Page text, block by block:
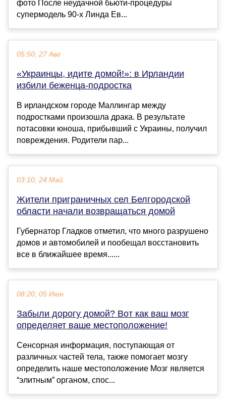
фото После неудачной бьюти-процедуры
супермодель 90-х Линда Ев...
05:50, 27 Авг
«Украинцы, идите домой!»: в Ирландии
избили беженца-подростка
В ирландском городе Маллингар между
подростками произошла драка. В результате
потасовки юноша, прибывший с Украины, получил
повреждения. Родители пар...
03:10, 24 Май
Жители приграничных сел Белгородской
области начали возвращаться домой
Губернатор Гладков отметил, что много разрушено
домов и автомобилей и пообещал восстановить
все в ближайшее время......
08:20, 05 Июн
Забыли дорогу домой? Вот как ваш мозг
определяет ваше местоположение!
Сенсорная информация, поступающая от
различных частей тела, также помогает мозгу
определить наше местоположение Мозг является
“элитным” органом, спос...